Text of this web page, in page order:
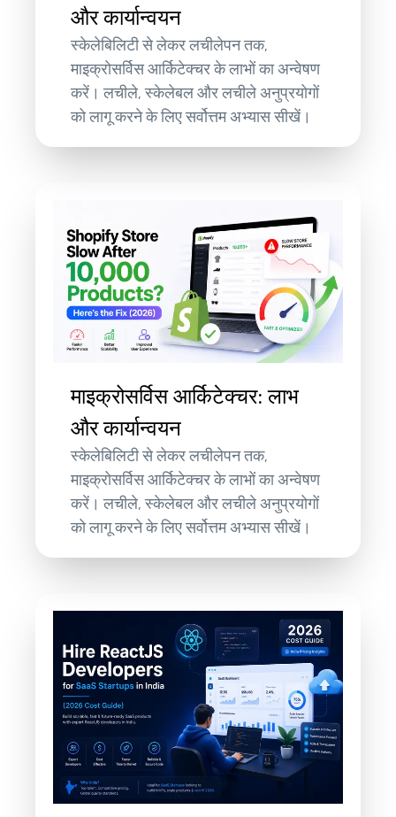
और कार्यान्वयन
स्केलेबिलिटी से लेकर लचीलेपन तक,
माइक्रोसर्विस आर्किटेक्चर के लाभों का अन्वेषण
करें। लचीले, स्केलेबल और लचीले अनुप्रयोगों
को लागू करने के लिए सर्वोत्तम अभ्यास सीखें।
माइक्रोसर्विस आर्किटेक्चर: लाभ
और कार्यान्वयन
स्केलेबिलिटी से लेकर लचीलेपन तक,
माइक्रोसर्विस आर्किटेक्चर के लाभों का अन्वेषण
करें। लचीले, स्केलेबल और लचीले अनुप्रयोगों
को लागू करने के लिए सर्वोत्तम अभ्यास सीखें।